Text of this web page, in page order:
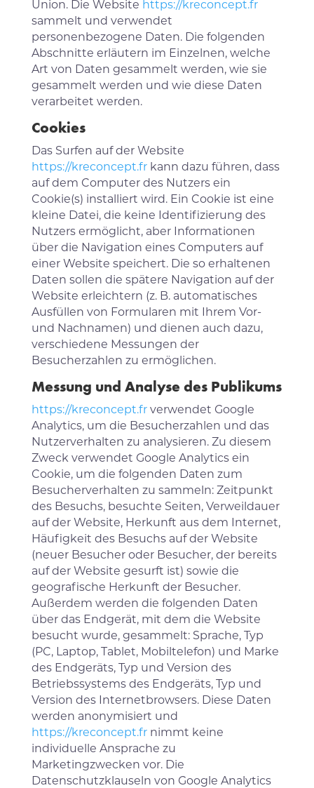
Union. Die Website https://kreconcept.fr
sammelt und verwendet
personenbezogene Daten. Die folgenden
Abschnitte erläutern im Einzelnen, welche
Art von Daten gesammelt werden, wie sie
gesammelt werden und wie diese Daten
verarbeitet werden.
Cookies
Das Surfen auf der Website
https://kreconcept.frkann dazu führen, dass
auf dem Computer des Nutzers ein
Cookie(s) installiert wird. Ein Cookie ist eine
kleine Datei, die keine Identifizierung des
Nutzers ermöglicht, aber Informationen
über die Navigation eines Computers auf
einer Website speichert. Die so erhaltenen
Daten sollen die spätere Navigation auf der
Website erleichtern (z. B. automatisches
Ausfüllen von Formularen mit Ihrem Vor-
und Nachnamen) und dienen auch dazu,
verschiedene Messungen der
Besucherzahlen zu ermöglichen.
Messung und Analyse des Publikums
https://kreconcept.frverwendet Google
Analytics, um die Besucherzahlen und das
Nutzerverhalten zu analysieren. Zu diesem
Zweck verwendet Google Analytics ein
Cookie, um die folgenden Daten zum
Besucherverhalten zu sammeln: Zeitpunkt
des Besuchs, besuchte Seiten, Verweildauer
auf der Website, Herkunft aus dem Internet,
Häufigkeit des Besuchs auf der Website
(neuer Besucher oder Besucher, der bereits
auf der Website gesurft ist) sowie die
geografische Herkunft der Besucher.
Außerdem werden die folgenden Daten
über das Endgerät, mit dem die Website
besucht wurde, gesammelt: Sprache, Typ
(PC, Laptop, Tablet, Mobiltelefon) und Marke
des Endgeräts, Typ und Version des
Betriebssystems des Endgeräts, Typ und
Version des Internetbrowsers. Diese Daten
werden anonymisiert und
https://kreconcept.frnimmt keine
individuelle Ansprache zu
Marketingzwecken vor. Die
Datenschutzklauseln von Google Analytics